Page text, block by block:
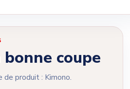
coupe
de produit : Kimono.